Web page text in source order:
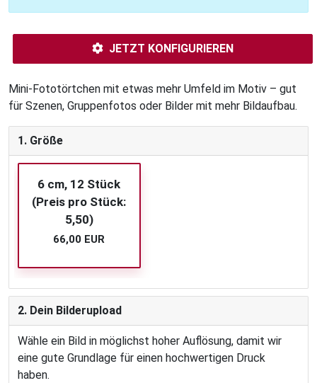
JETZT KONFIGURIEREN
Mini-Fototörtchen mit etwas mehr Umfeld im Motiv – gut
für Szenen, Gruppenfotos oder Bilder mit mehr Bildaufbau.
1. Größe
6 cm, 12 Stück
(Preis pro Stück:
5,50)
66,00 EUR
2. Dein Bilderupload
Wähle ein Bild in möglichst hoher Auflösung, damit wir
eine gute Grundlage für einen hochwertigen Druck
haben.